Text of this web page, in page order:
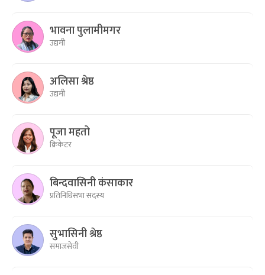
भावना पुलामीमगर
उद्यमी
अलिसा श्रेष्ठ
उद्यमी
पूजा महतो
क्रिकेटर
बिन्दवासिनी कंसाकार
प्रतिनिधिसभा सदस्य
सुभासिनी श्रेष्ठ
समाजसेवी